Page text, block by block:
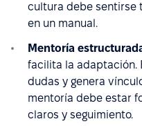
cultura debe sentirse
en un manual.
Mentoría
facilita la adaptación.
dudas y genera
mentoría debe estar
claros y seguimiento.